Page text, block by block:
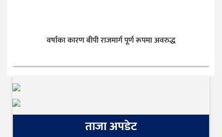
वर्षाका कारण बीपी राजमार्ग पूर्ण रूपमा अवरुद्ध
ताजा अपडेट